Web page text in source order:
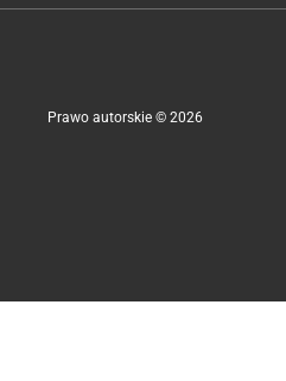
Prawo autorskie © 2026